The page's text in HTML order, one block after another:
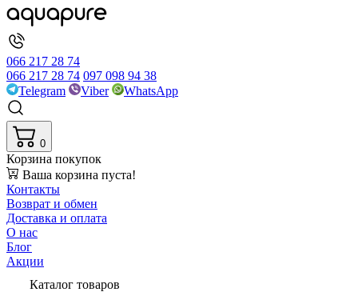
066 217 28 74
066 217 28 74 097 098 94 38
Telegram
Viber WhatsApp
0
Корзина покупок
Ваша корзина пуста!
Контакты
Возврат и обмен
Доставка и оплата
О нас
Блог
Акции
Каталог товаров